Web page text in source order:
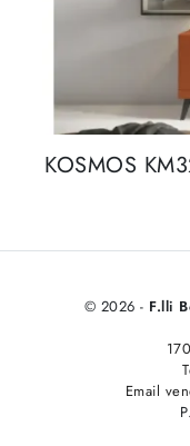
KOSMOS
© 2026 - F.lli
Email